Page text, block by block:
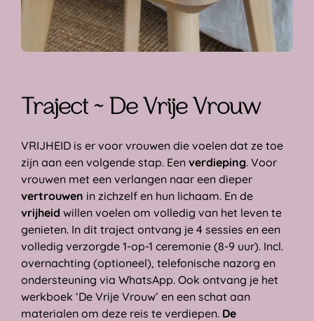
Traject ~ De Vrije Vrouw
VRIJHEID is er voor vrouwen die voelen dat ze toe
zijn aan een volgende stap. Een verdieping. Voor
vrouwen met een verlangen naar een dieper
vertrouwen in zichzelf en hun lichaam. En de
vrijheid willen voelen om volledig van het leven te
genieten. In dit traject ontvang je 4 sessies en een
volledig verzorgde 1-op-1 ceremonie (8-9 uur). Incl.
overnachting (optioneel), telefonische nazorg en
ondersteuning via WhatsApp. Ook ontvang je het
werkboek ‘De Vrije Vrouw’ en een schat aan
materialen om deze reis te verdiepen. De